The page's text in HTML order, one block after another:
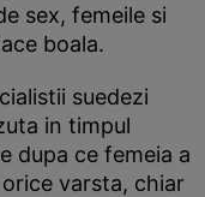
sex, femeile si
boala.
suedezi
in timpul
dupa ce femeia a
varsta, chiar